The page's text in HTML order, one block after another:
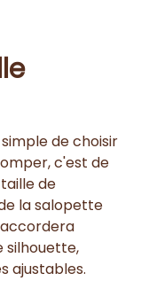
de choisir
c'est de
de
la salopette
ajustables.